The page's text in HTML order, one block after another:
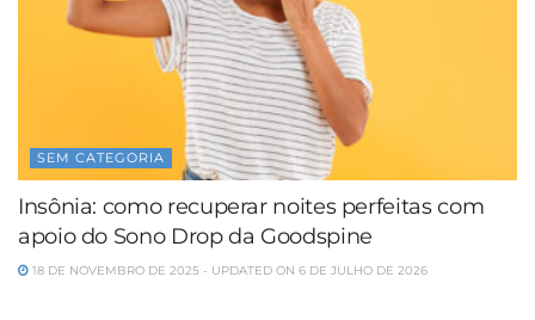
SEM CATEGORIA
Insônia: como recuperar noites perfeitas com
apoio do Sono Drop da Goodspine
18 DE NOVEMBRO DE 2025 - UPDATED ON 6 DE JULHO DE 2026